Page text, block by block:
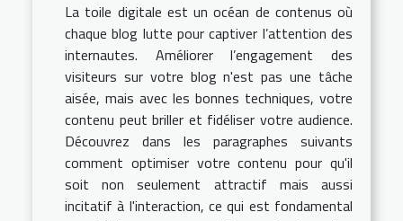
La toile digitale est un océan de contenus où
chaque blog lutte pour captiver l’attention des
internautes. Améliorer l’engagement des
visiteurs sur votre blog n'est pas une tâche
aisée, mais avec les bonnes techniques, votre
contenu peut briller et fidéliser votre audience.
Découvrez dans les paragraphes suivants
comment optimiser votre contenu pour qu'il
soit non seulement attractif mais aussi
incitatif à l'interaction, ce qui est fondamental